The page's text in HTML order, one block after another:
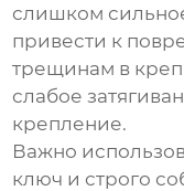
слишком
привести к
трещинам в
слабое
крепление.
Важно
ключ и строго